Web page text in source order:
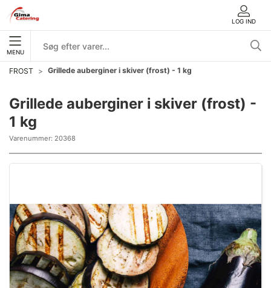
LOG IND
MENU
FROST Grillede auberginer i skiver (frost) - 1 kg
Grillede auberginer i skiver (frost) -
1 kg
Varenummer: 20368